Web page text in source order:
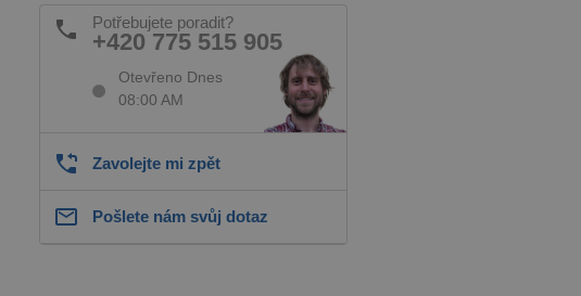
Potřebujete poradit?
+420 775 515 905
Otevřeno Dnes
08:00 AM
Zavolejte mi zpět
Pošlete nám svůj dotaz